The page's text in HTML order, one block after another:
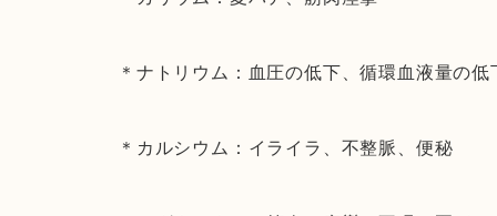
＊ナトリウム：血圧の低下、循環血液量の低
＊カルシウム：イライラ、不整脈、便秘